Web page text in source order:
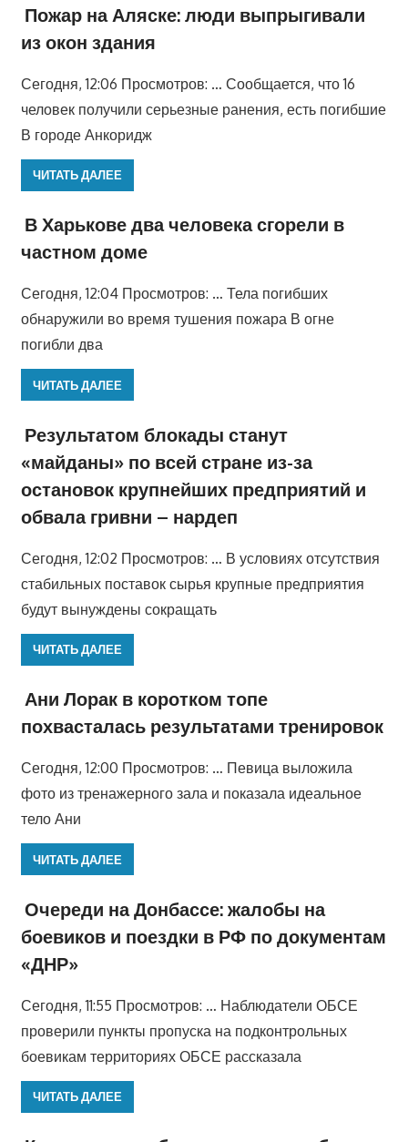
Пожар на Аляске: люди выпрыгивали
из окон здания
Сегодня, 12:06 Просмотров: … Сообщается, что 16
человек получили серьезные ранения, есть погибшие
В городе Анкоридж
ЧИТАТЬ ДАЛЕЕ
В Харькове два человека сгорели в
частном доме
Сегодня, 12:04 Просмотров: … Тела погибших
обнаружили во время тушения пожара В огне
погибли два
ЧИТАТЬ ДАЛЕЕ
Результатом блокады станут
«майданы» по всей стране из-за
остановок крупнейших предприятий и
обвала гривни – нардеп
Сегодня, 12:02 Просмотров: … В условиях отсутствия
стабильных поставок сырья крупные предприятия
будут вынуждены сокращать
ЧИТАТЬ ДАЛЕЕ
Ани Лорак в коротком топе
похвасталась результатами тренировок
Сегодня, 12:00 Просмотров: … Певица выложила
фото из тренажерного зала и показала идеальное
тело Ани
ЧИТАТЬ ДАЛЕЕ
Очереди на Донбассе: жалобы на
боевиков и поездки в РФ по документам
«ДНР»
Сегодня, 11:55 Просмотров: … Наблюдатели ОБСЕ
проверили пункты пропуска на подконтрольных
боевикам территориях ОБСЕ рассказала
ЧИТАТЬ ДАЛЕЕ